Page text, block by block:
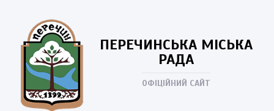
ПЕРЕЧИНСЬКА МІСЬКА
РАДА
ОФІЦІЙНИЙ САЙТ